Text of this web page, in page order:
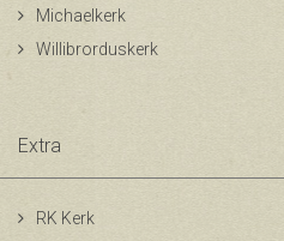
Michaelkerk
Willibrorduskerk
Extra
RK Kerk